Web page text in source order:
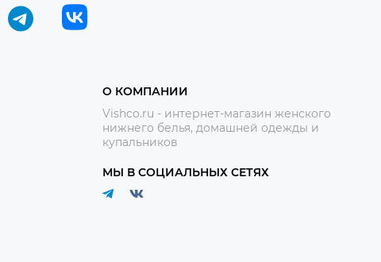
О КОМПАНИИ
Vishco.ru - интернет-магазин женского
нижнего белья, домашней одежды и
купальников
МЫ В СОЦИАЛЬНЫХ СЕТЯХ